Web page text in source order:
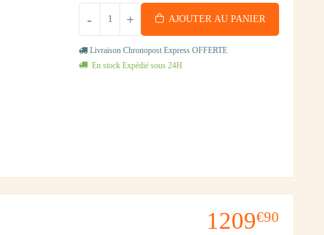
+
- AJOUTER AU PANIER
Livraison Chronopost Express OFFERTE
En stock Expédié sous 24H
1209€90